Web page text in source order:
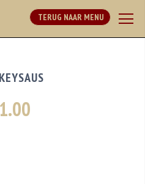
TERUG NAAR MENU